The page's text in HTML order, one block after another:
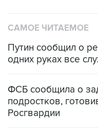
САМОЕ ЧИТАЕМОЕ
Путин сообщил о
одних руках все
ФСБ сообщила о
подростков,
Росгвардии